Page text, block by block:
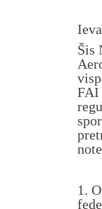
Šis
FAI
1.